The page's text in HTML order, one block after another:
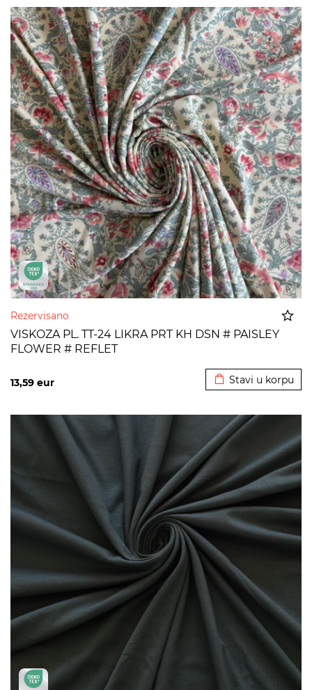
Rezervisano
VISKOZA PL. TT-24 LIKRA PRT KH DSN # PAISLEY
FLOWER # REFLET
13,59 eur Stavi u korpu